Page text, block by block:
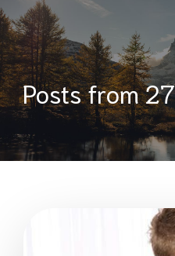
Posts from